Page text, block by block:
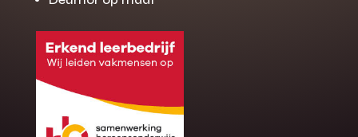
Gratis offerte
op maat?